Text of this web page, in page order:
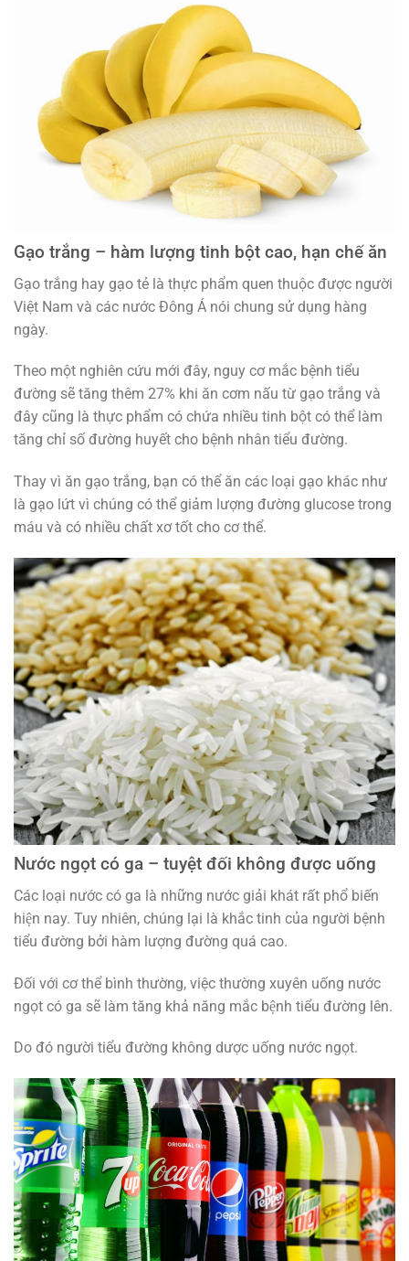
Gạo trắng – hàm lượng tinh bột cao, hạn chế ăn
Gạo trắng hay gạo tẻ là thực phẩm quen thuộc được người
Việt Nam và các nước Đông Á nói chung sử dụng hàng
ngày.
Theo một nghiên cứu mới đây, nguy cơ mắc bệnh tiểu
đường sẽ tăng thêm 27% khi ăn cơm nấu từ gạo trắng và
đây cũng là thực phẩm có chứa nhiều tinh bột có thể làm
tăng chỉ số đường huyết cho bệnh nhân tiểu đường.
Thay vì ăn gạo trắng, bạn có thể ăn các loại gạo khác như
là gạo lứt vì chúng có thể giảm lượng đường glucose trong
máu và có nhiều chất xơ tốt cho cơ thể.
Nước ngọt có ga – tuyệt đối không được uống
Các loại nước có ga là những nước giải khát rất phổ biến
hiện nay. Tuy nhiên, chúng lại là khắc tinh của người bệnh
tiểu đường bởi hàm lượng đường quá cao.
Đối với cơ thể bình thường, việc thường xuyên uống nước
ngọt có ga sẽ làm tăng khả năng mắc bệnh tiểu đường lên.
Do đó người tiểu đường không dược uống nước ngọt.